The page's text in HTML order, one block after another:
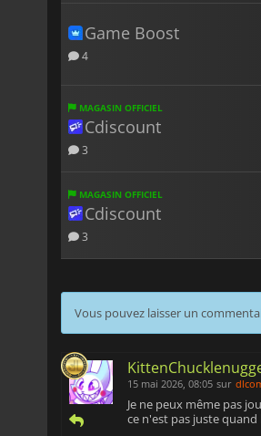
Game Boost
4
MAGASIN OFFICIEL
Cdiscount
3
MAGASIN OFFICIEL
Cdiscount
3
Vous pouvez laisser un
15 mai 2026, 08:05 sur
Je ne peux même pas
ce n'est pas juste